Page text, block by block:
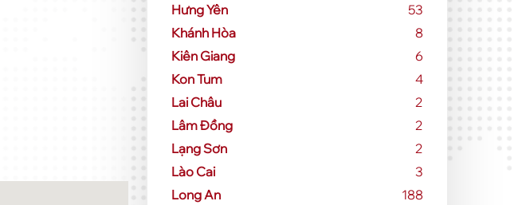
Hưng Yên
53
Khánh Hòa
8
Kiên Giang
6
Kon Tum
4
Lai Châu
2
Lâm Đồng
2
Lạng Sơn
2
Lào Cai
3
Long An
188